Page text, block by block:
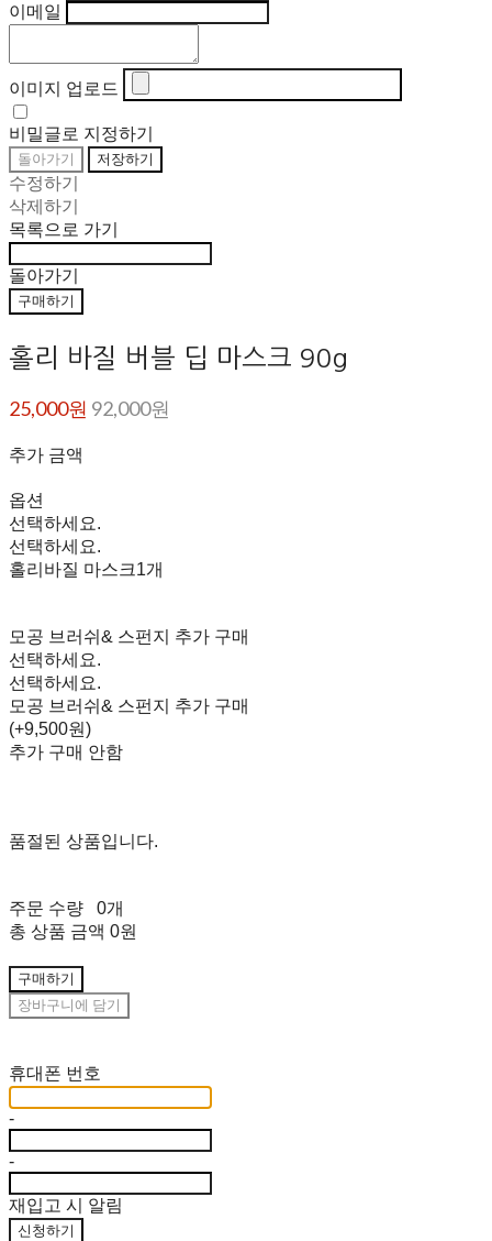
이메일
이미지 업로드
비밀글로 지정하기
돌아가기 저장하기
수정하기
삭제하기
목록으로 가기
돌아가기
구매하기
홀리 바질 버블 딥 마스크 90g
25,000원 92,000원
추가 금액
옵션
선택하세요.
선택하세요.
홀리바질 마스크1개
모공 브러쉬& 스펀지 추가 구매
선택하세요.
선택하세요.
모공 브러쉬& 스펀지 추가 구매
(+9,500원)
추가 구매 안함
품절된 상품입니다.
주문 수량
0개
총 상품 금액 0원
구매하기
장바구니에 담기
휴대폰 번호
-
-
재입고 시 알림
신청하기